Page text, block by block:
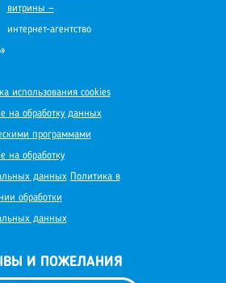
витрины —
интернет-агентство
использования cookies
на обработку данных
программами
на обработку
данных
Политика в
обработки
данных
И ПОЖЕЛАНИЯ